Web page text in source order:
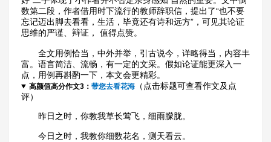
数第二段，作者借用时下流行的教师辞职信，提出了“也不要
忘记迈出脚去看看，生活，毕竟还有诗和远方”，可见其论证
思维的严谨、辩证， 值得点赞。
全文用例恰当，中外并举，引古说今，详略得当，内容丰
富。语言简洁、流畅，有一定的文采。假如论证能更深入一
点，用例再斟酌一下，本文会更精彩。
高颜值高分作文3： 带您去看花海（点击标题可查看作文及点
评）
昨日之时，你教我草长莺飞，细雨朦胧。
今日之时，我教你细数花名，测天看云。